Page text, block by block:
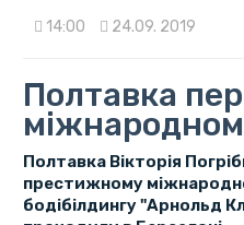
14:00 24.09. 2019
Полтавка
Полтавка Вікторія
престижному
бодібілдингу "Арнольд